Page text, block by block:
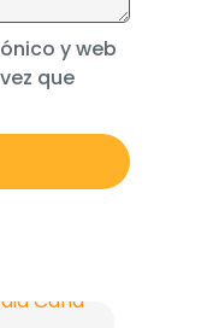
y web
que